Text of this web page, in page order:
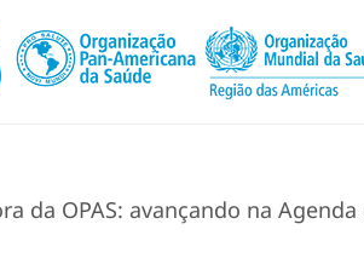
da OPAS: avançando na